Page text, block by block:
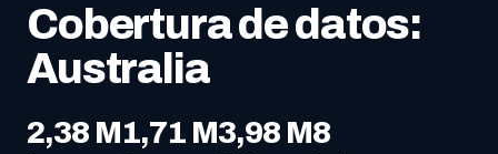
Iniciar Sesión
Cobertura de datos:
Australia
2,38 M1,71 M3,98 M8